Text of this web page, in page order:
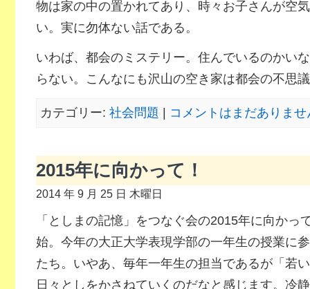
物は家の中の置かれてあり、時々お子さんが空
い。実に勿体ない話である。
いわば、都会のミステリー。住んでいるのかい
らない。こんなにも沢山の空き家は都会の不思
カテゴリー: 社会問題 コメントはまだありませ
2015年に向かって！
2014 年 9 月 25 日 木曜日
「としまの記憶」をつなぐ会の2015年に向かっ
始。今年の大正大学表現学部の一年生の授業に
たち。いやあ、毎年一年生の担当であるが「若
日々としをかさねていくのだなと感じます。冷